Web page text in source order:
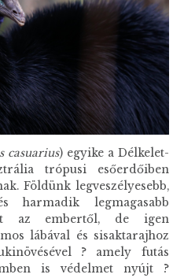
casuarius) egyike a Délkelet-
trópusi esőerdőiben
Földünk legveszélyesebb,
harmadik legmagasabb
az embertől, de igen
lábával és sisaktarajhoz
? amely futás
is védelmet nyújt ?